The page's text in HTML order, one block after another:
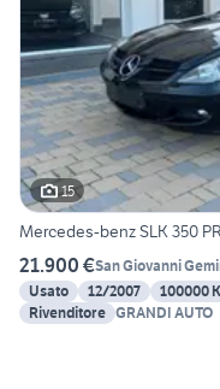
15
Mercedes-benz SLK 350
21.900 €San Giovanni
Usato
12/2007 100000
Rivenditore GRANDI AUTO